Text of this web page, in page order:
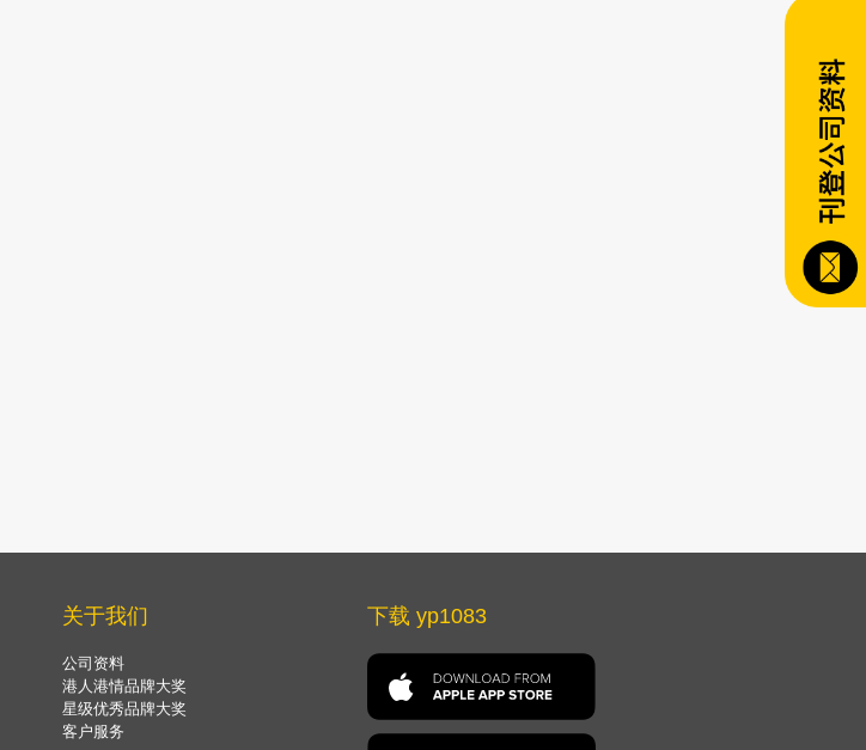
关于我们
公司资料
港人港情品牌大奖
星级优秀品牌大奖
客户服务
下载 yp1083